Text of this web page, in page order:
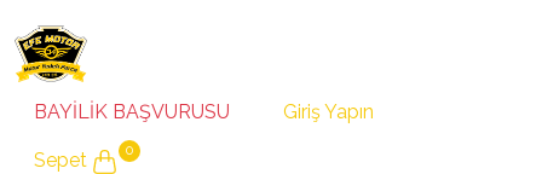
BAYİLİK BAŞVURUSU Giriş Yapın
Sepet 0